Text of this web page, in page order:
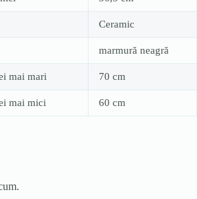
Ceramic
marmură neagră
mai mari 70 cm
mai mici 60 cm